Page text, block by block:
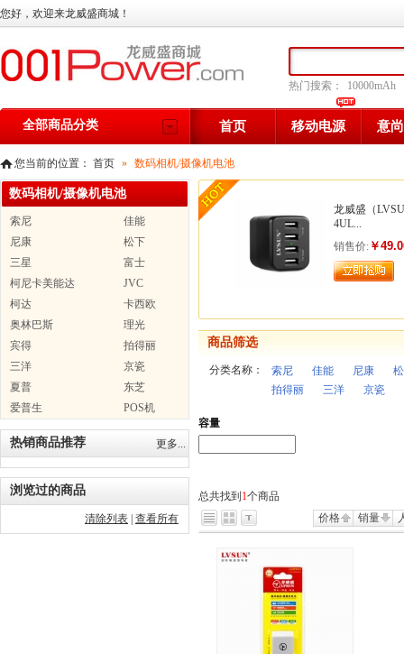
全部商品分类
您好，欢迎来龙威盛商城！
热门搜索： 10000mAh
首页 移动电源 意
您当前的位置： 首页 » 数码相机/摄像机电池
龙威盛（
4UL...
销售价: ￥
商品筛选
分类名称： 索尼 佳能 尼康
拍得丽
三洋 京瓷
容量
总共找到 1个商品
价格
销量
数码相机/摄像机电池
索尼
佳能
尼康
松下
三星
富士
柯尼卡美能达
JVC
柯达
卡西欧
奥林巴斯
理光
宾得
拍得丽
三洋
京瓷
夏普
东芝
爱普生
POS机
热销商品推荐 更多...
浏览过的商品
清除列表 查看所有